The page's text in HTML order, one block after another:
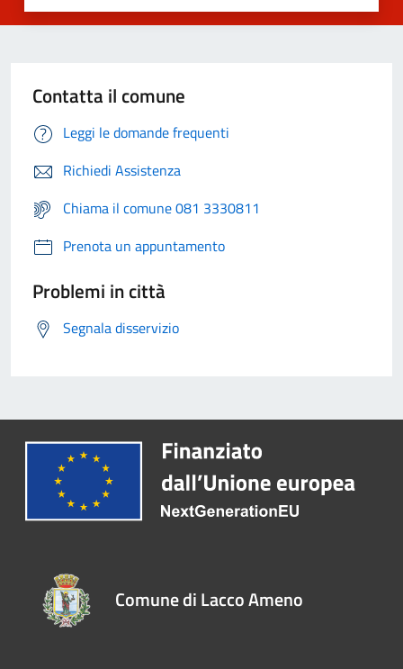
Contatta il comune
Leggi le domande frequenti
Richiedi Assistenza
Chiama il comune 081 3330811
Prenota un appuntamento
Problemi in città
Segnala disservizio
Comune di Lacco Ameno